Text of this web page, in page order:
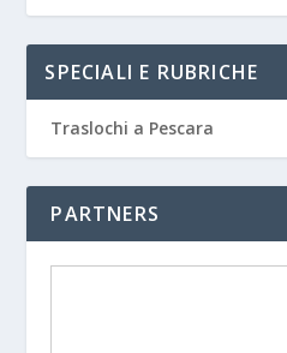
SPECIALI E RUBRICHE
Traslochi a Pescara
PARTNERS